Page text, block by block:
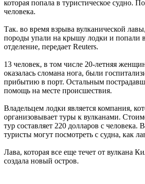
которая попала в туристическое судно.
человека.
Так. во время взрыва вулканической
породы упали на крышу лодки и попали
отделение, передает Reuters.
13 человек, в том числе 20-летняя
оказалась сломана нога, были
прибытию в порт. Остальным
помощь на месте происшествия.
Владельцем лодки является компания,
организовывает туры к вулканами.
тур составляет 220 долларов с человека.
туристы могут посмотреть с судна, как
Лава, которая все еще течет от вулкана
создала новый остров.